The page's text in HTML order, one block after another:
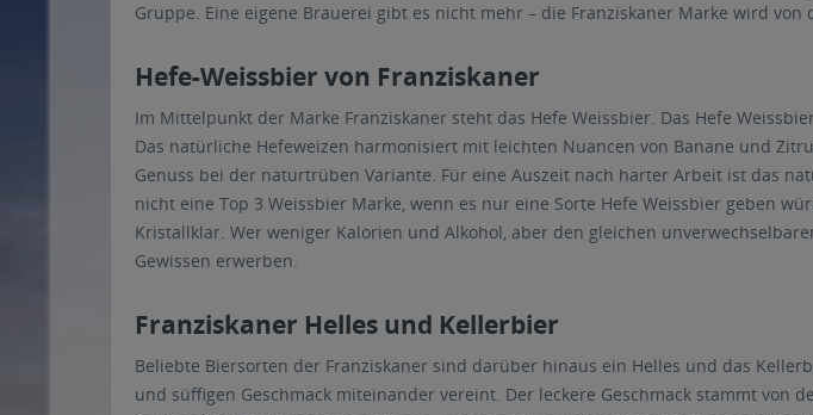
Gruppe. Eine eigene Brauerei gibt es nicht mehr – die Franziskaner Marke wird
Hefe-Weissbier von Franziskaner
Im Mittelpunkt der Marke Franziskaner steht das Hefe Weissbier. Das Hefe
Das natürliche Hefeweizen harmonisiert mit leichten Nuancen von Banane und
Genuss bei der naturtrüben Variante. Für eine Auszeit nach harter Arbeit ist das
nicht eine Top 3 Weissbier Marke, wenn es nur eine Sorte Hefe Weissbier geben
Kristallklar. Wer weniger Kalorien und Alkohol, aber den gleichen
Gewissen erwerben.
Franziskaner Helles und Kellerbier
Beliebte Biersorten der Franziskaner sind darüber hinaus ein Helles und das
und süffigen Geschmack miteinander vereint. Der leckere Geschmack stammt von